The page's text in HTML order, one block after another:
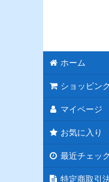
ホーム
ショッピン
マイページ
お気に入り
最近チェッ
特定商取引